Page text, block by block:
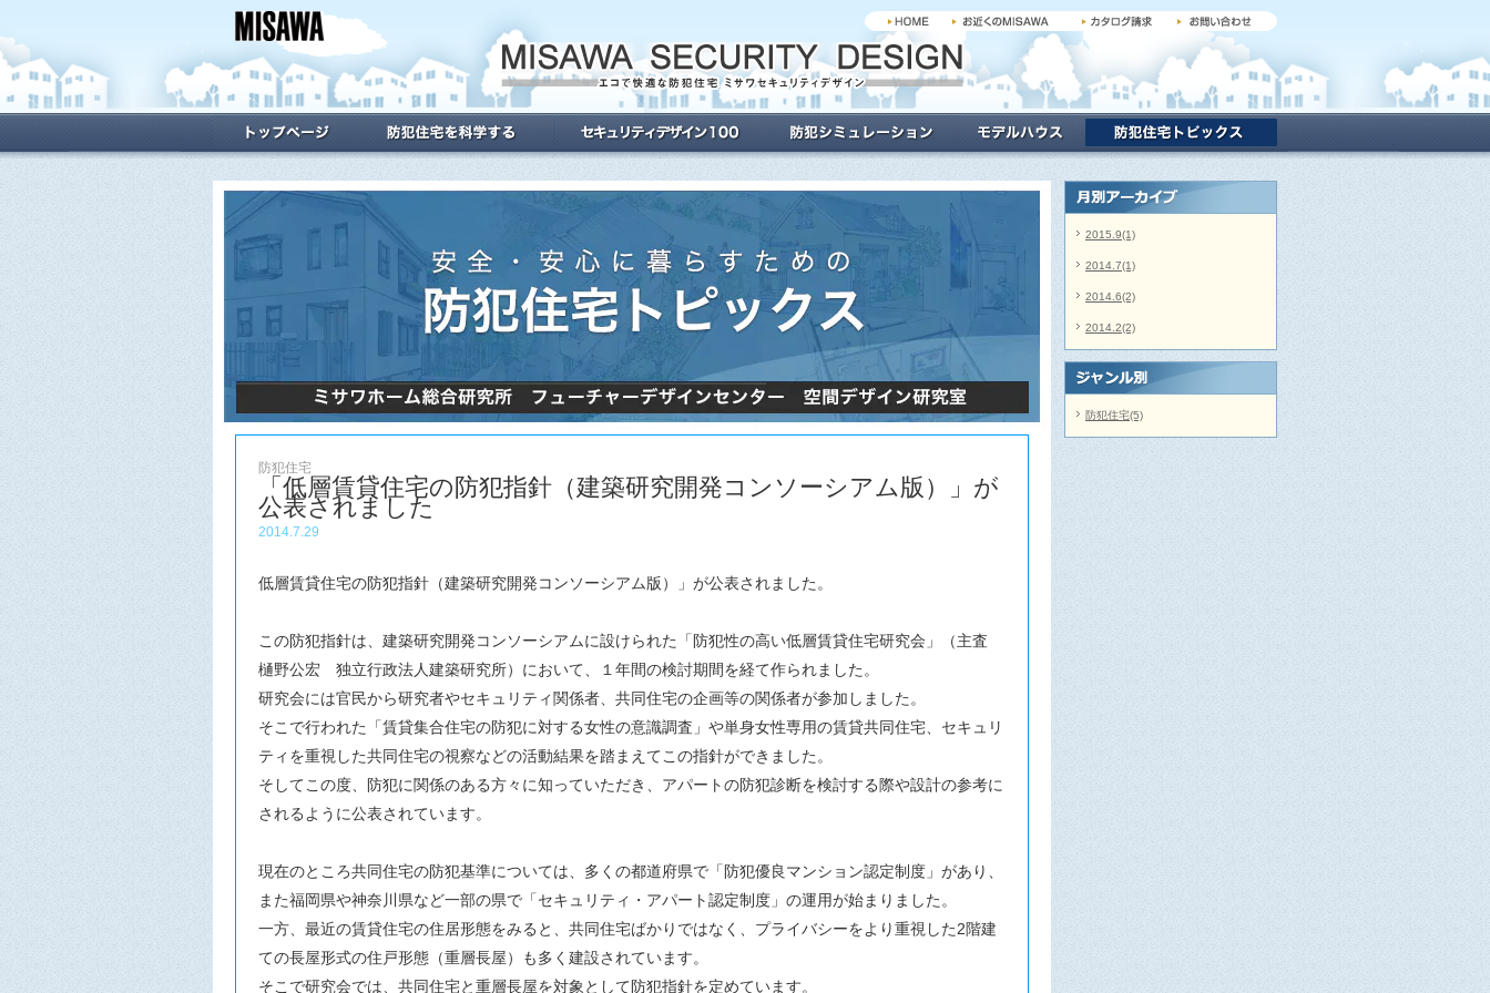
防犯住宅
「低層賃貸住宅の防犯指針（建築研究開発コンソーシアム版）」が
公表されました
2014.7.29
低層賃貸住宅の防犯指針（建築研究開発コンソーシアム版）」が公表されました。
この防犯指針は、建築研究開発コンソーシアムに設けられた「防犯性の高い低層賃貸住宅研究会」（主査
樋野公宏 独立行政法人建築研究所）において、１年間の検討期間を経て作られました。
研究会には官民から研究者やセキュリティ関係者、共同住宅の企画等の関係者が参加しました。
そこで行われた「賃貸集合住宅の防犯に対する女性の意識調査」や単身女性専用の賃貸共同住宅、セキュリ
ティを重視した共同住宅の視察などの活動結果を踏まえてこの指針ができました。
そしてこの度、防犯に関係のある方々に知っていただき、アパートの防犯診断を検討する際や設計の参考に
されるように公表されています。
現在のところ共同住宅の防犯基準については、多くの都道府県で「防犯優良マンション認定制度」があり、
また福岡県や神奈川県など一部の県で「セキュリティ・アパート認定制度」の運用が始まりました。
一方、最近の賃貸住宅の住居形態をみると、共同住宅ばかりではなく、プライバシーをより重視した2階建
ての長屋形式の住戸形態（重層長屋）も多く建設されています。
そこで研究会では、共同住宅と重層長屋を対象として防犯指針を定めています。
2015.9(1)
2014.7(1)
2014.6(2)
2014.2(2)
防犯住宅(5)